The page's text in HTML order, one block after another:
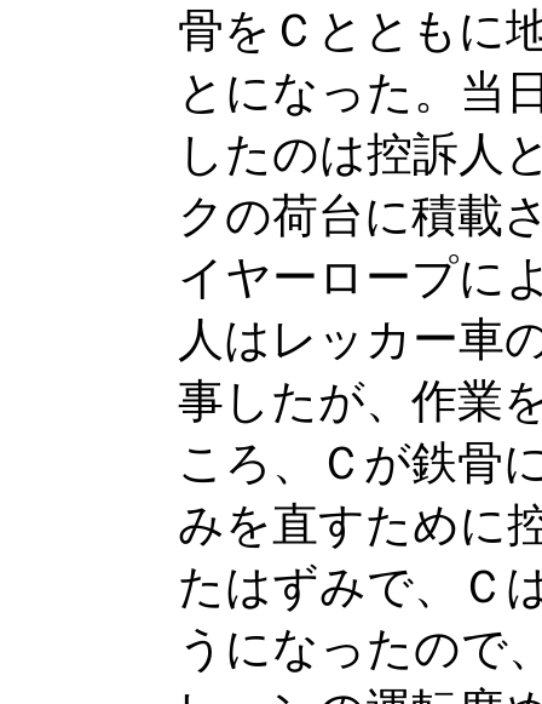
骨をＣとともに
とになった。当
したのは控訴人
クの荷台に積載
イヤーロープに
人はレッカー車
事したが、作業
ころ、Ｃが鉄骨
みを直すために
たはずみで、Ｃ
うになったので